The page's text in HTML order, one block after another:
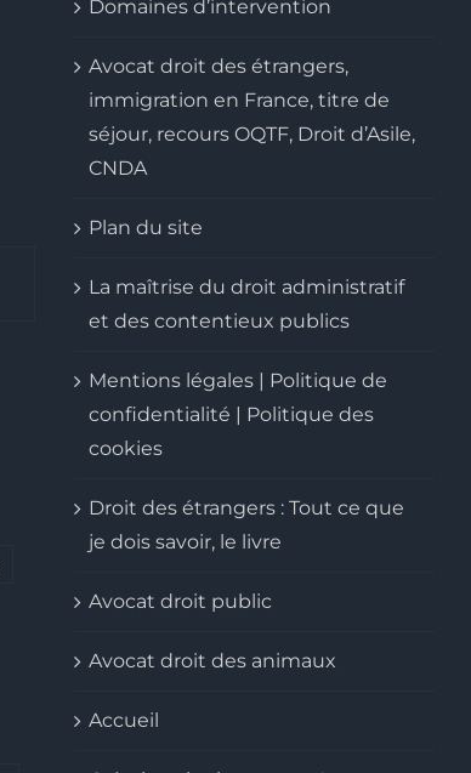
Domaines d’intervention
Avocat droit des étrangers,
immigration en France, titre de
séjour, recours OQTF, Droit d’Asile,
CNDA
Plan du site
La maîtrise du droit administratif
et des contentieux publics
Mentions légales | Politique de
confidentialité | Politique des
cookies
Droit des étrangers : Tout ce que
je dois savoir, le livre
Avocat droit public
Avocat droit des animaux
Accueil